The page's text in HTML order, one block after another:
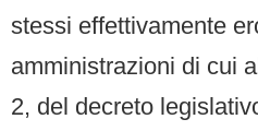
stessi effettivamente
amministrazioni di cui
2, del decreto